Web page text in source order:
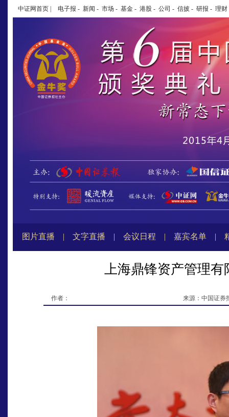
中证网首页 电子报 - 新闻 - 市场 - 基金 - 港股 - 公司 - 信披 - 研报 - 理财
图片直播 | 文字直播 | 会议日程 | 嘉宾名单 |
上海鼎锋资产管理
作者： 来源：中国证券